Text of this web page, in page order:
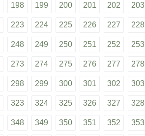
198 199 200 201 202 203
223 224 225 226 227 228
248 249 250 251 252 253
273 274 275 276 277 278
298 299 300 301 302 303
323 324 325 326 327 328
348 349 350 351 352 353